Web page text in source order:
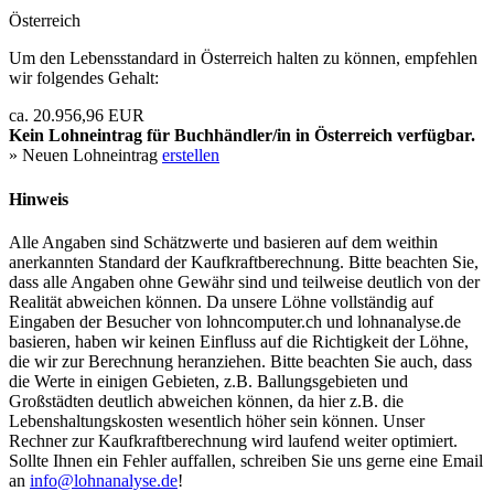
Österreich
Um den Lebensstandard in Österreich halten zu können, empfehlen
wir folgendes Gehalt:
ca. 20.956,96 EUR
Kein Lohneintrag für Buchhändler/in in Österreich verfügbar.
» Neuen Lohneintrag erstellen
Hinweis
Alle Angaben sind Schätzwerte und basieren auf dem weithin
anerkannten Standard der Kaufkraftberechnung. Bitte beachten Sie,
dass alle Angaben ohne Gewähr sind und teilweise deutlich von der
Realität abweichen können. Da unsere Löhne vollständig auf
Eingaben der Besucher von lohncomputer.ch und lohnanalyse.de
basieren, haben wir keinen Einfluss auf die Richtigkeit der Löhne,
die wir zur Berechnung heranziehen. Bitte beachten Sie auch, dass
die Werte in einigen Gebieten, z.B. Ballungsgebieten und
Großstädten deutlich abweichen können, da hier z.B. die
Lebenshaltungskosten wesentlich höher sein können. Unser
Rechner zur Kaufkraftberechnung wird laufend weiter optimiert.
Sollte Ihnen ein Fehler auffallen, schreiben Sie uns gerne eine Email
an info@lohnanalyse.de!